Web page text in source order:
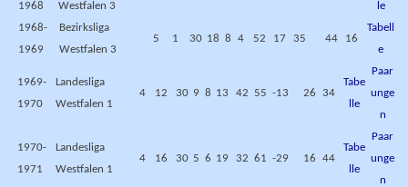
1968
Westfalen 3
le
1968-
1969
Bezirksliga
Westfalen 3
5 1 30 18 8 4 52 17 35 44 16
Tabell
e
1969-
1970
Landesliga
Westfalen 1
4 12 30 9 8 13 42 55 -13 26 34
Tabe
lle
Paar
unge
n
1970-
1971
Landesliga
Westfalen 1
4 16 30 5 6 19 32 61 -29 16 44
Tabe
lle
Paar
unge
n